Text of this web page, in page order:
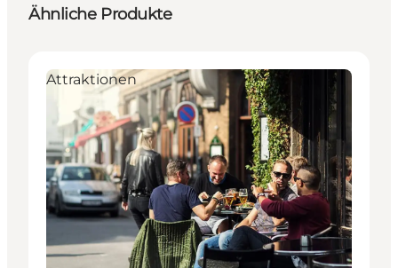
Ähnliche Produkte
Attraktionen